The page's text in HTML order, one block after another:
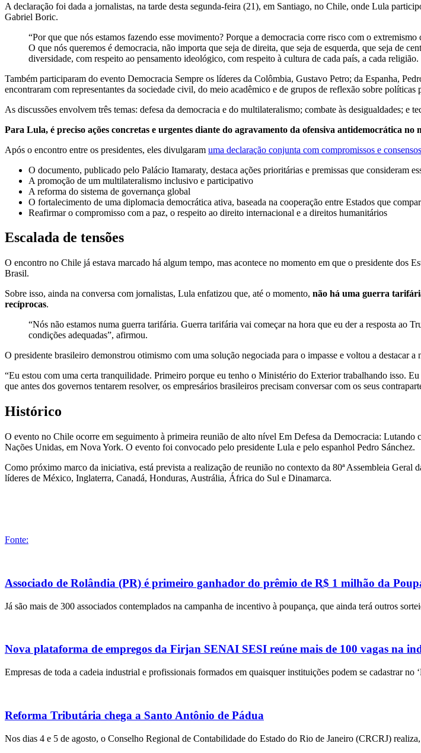
A declaração foi dada a jornalistas, na tarde desta segunda-feira (21), em Santiago, no Chile, onde Lula
Gabriel Boric.
“Por que que nós estamos fazendo esse movimento? Porque a democracia corre risco com o
O que nós queremos é democracia, não importa que seja de direita, que seja de esquerda, que seja de
diversidade, com respeito ao pensamento ideológico, com respeito à cultura de cada país, a cada
Também participaram do evento Democracia Sempre os líderes da Colômbia, Gustavo Petro; da Espanha,
encontraram com representantes da sociedade civil, do meio acadêmico e de grupos de reflexão sobre políticas
As discussões envolvem três temas: defesa da democracia e do multilateralismo; combate às desigualdades; e
Para Lula, é preciso ações concretas e urgentes diante do agravamento da ofensiva antidemocrática no
Após o encontro entre os presidentes, eles divulgaram uma declaração conjunta com compromissos e
O documento, publicado pelo Palácio Itamaraty, destaca ações prioritárias e premissas que consideram
A promoção de um multilateralismo inclusivo e participativo
A reforma do sistema de governança global
O fortalecimento de uma diplomacia democrática ativa, baseada na cooperação entre Estados que
Reafirmar o compromisso com a paz, o respeito ao direito internacional e a direitos humanitários
Escalada de tensões
O encontro no Chile já estava marcado há algum tempo, mas acontece no momento em que o presidente dos
Brasil.
Sobre isso, ainda na conversa com jornalistas, Lula enfatizou que, até o momento, não há uma guerra
recíprocas.
“Nós não estamos numa guerra tarifária. Guerra tarifária vai começar na hora que eu der a resposta ao
condições adequadas”, afirmou.
O presidente brasileiro demonstrou otimismo com uma solução negociada para o impasse e voltou a destacar
“Eu estou com uma certa tranquilidade. Primeiro porque eu tenho o Ministério do Exterior trabalhando isso.
que antes dos governos tentarem resolver, os empresários brasileiros precisam conversar com os seus
Histórico
O evento no Chile ocorre em seguimento à primeira reunião de alto nível Em Defesa da Democracia: Lutando
Nações Unidas, em Nova York. O evento foi convocado pelo presidente Lula e pelo espanhol Pedro Sánchez.
Como próximo marco da iniciativa, está prevista a realização de reunião no contexto da 80ª Assembleia
líderes de México, Inglaterra, Canadá, Honduras, Austrália, África do Sul e Dinamarca.
Fonte:
Associado de Rolândia (PR) é primeiro ganhador do prêmio de R$ 1 milhão da
Já são mais de 300 associados contemplados na campanha de incentivo à poupança, que ainda terá outros
Nova plataforma de empregos da Firjan SENAI SESI reúne mais de 100 vagas na
Empresas de toda a cadeia industrial e profissionais formados em quaisquer instituições podem se cadastrar
Reforma Tributária chega a Santo Antônio de Pádua
Nos dias 4 e 5 de agosto, o Conselho Regional de Contabilidade do Estado do Rio de Janeiro (CRCRJ)